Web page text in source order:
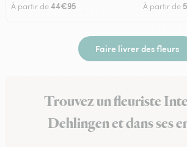
À partir de44€95 À partir de
Faire livrer des fleurs
Trouvez un fleuriste
Dehlingen et dans ses